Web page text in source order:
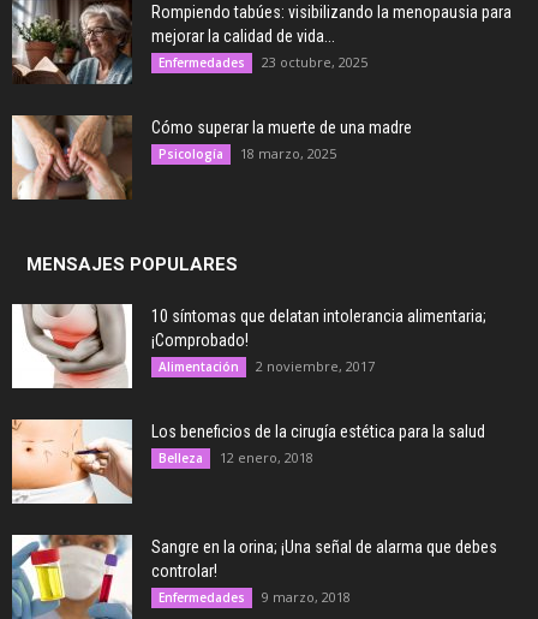
Rompiendo tabúes: visibilizando la menopausia para
mejorar la calidad de vida...
Enfermedades 23 octubre, 2025
Cómo superar la muerte de una madre
Psicología 18 marzo, 2025
MENSAJES POPULARES
10 síntomas que delatan intolerancia alimentaria;
¡Comprobado!
Alimentación 2 noviembre, 2017
Los beneficios de la cirugía estética para la salud
Belleza 12 enero, 2018
Sangre en la orina; ¡Una señal de alarma que debes
controlar!
Enfermedades 9 marzo, 2018